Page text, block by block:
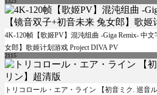
4K-120帧【歌姬PV】混沌组曲 -Giga Remix- 中
女郎】歌姬计划游戏 Project DIVA PV
2115
トリコロール・エア・ライン 【初音ミク. 巡音